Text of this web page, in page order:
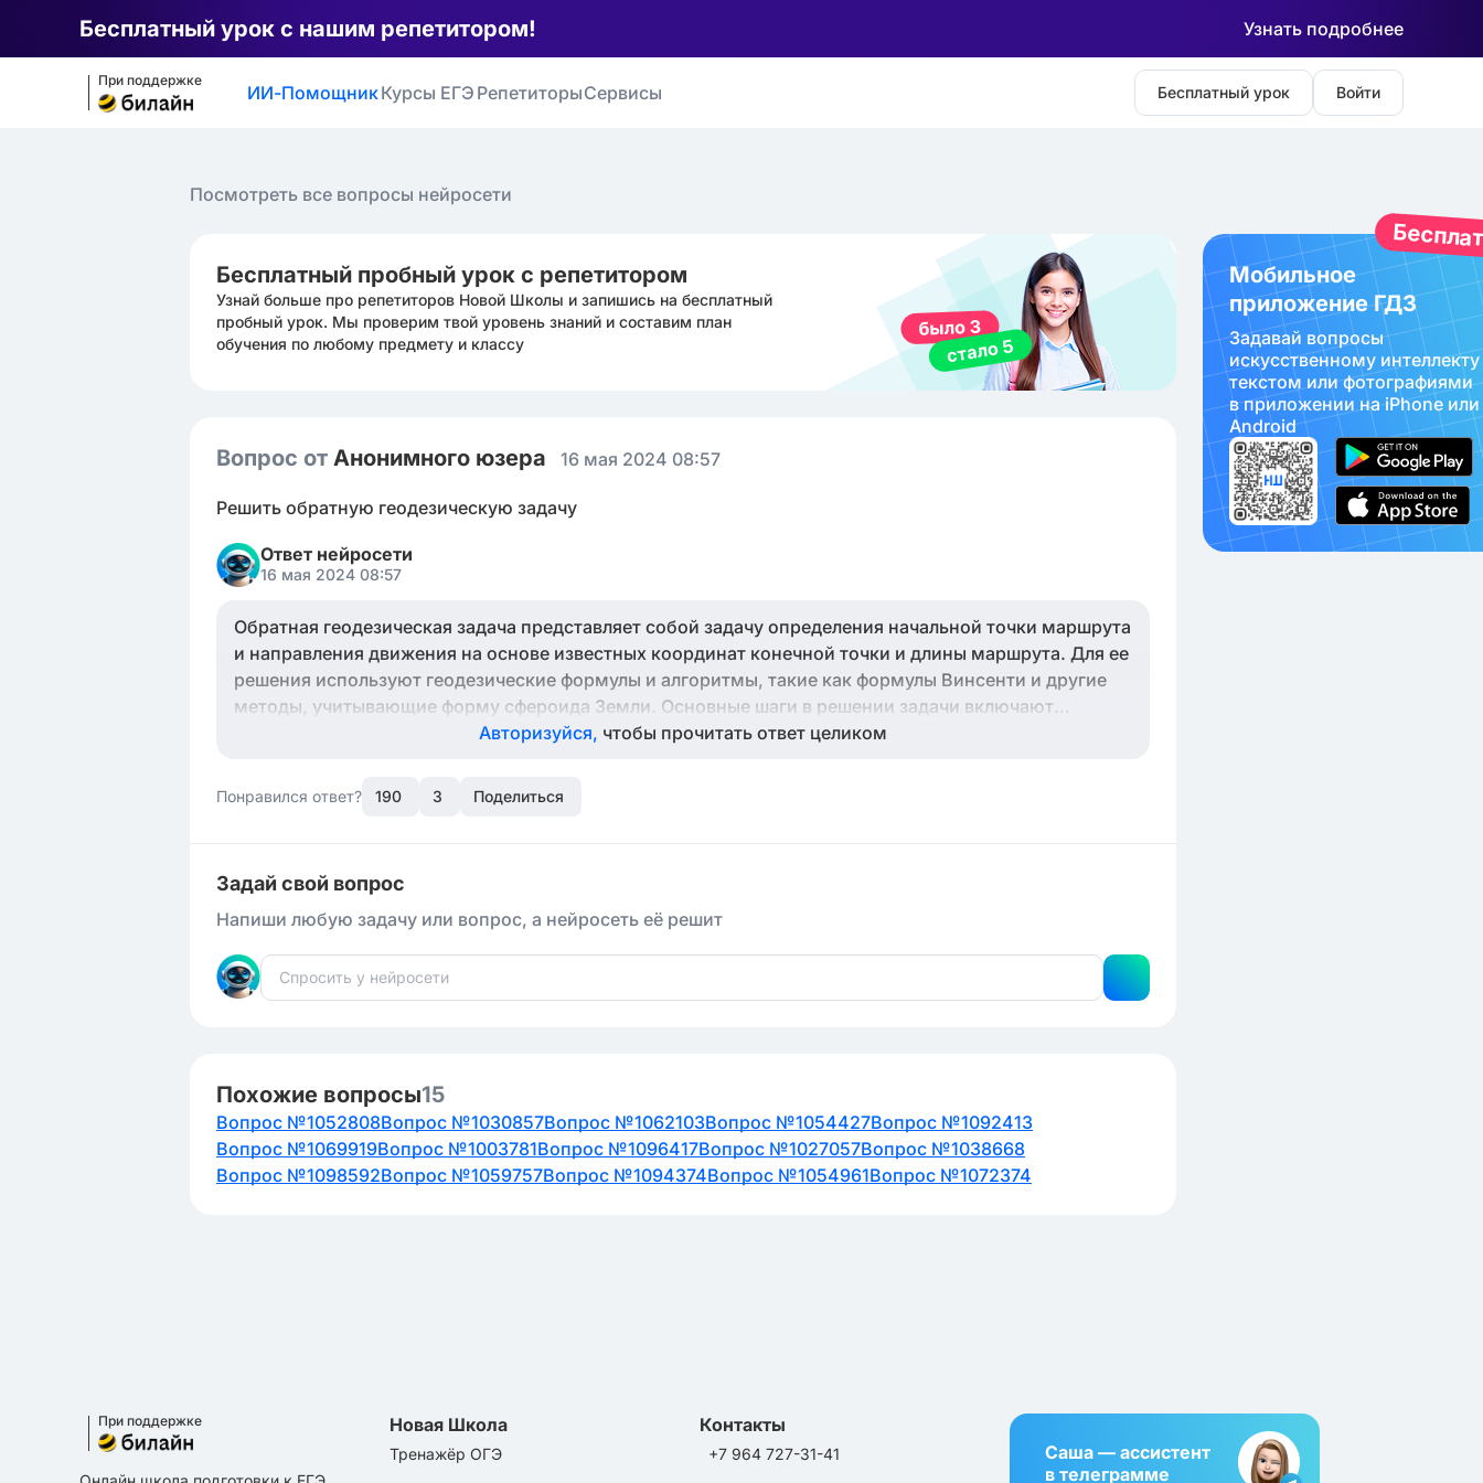
Бесплатный урок с нашим репетитором! Узнать подробнее
При поддержке
ИИ-ПомощникКурсы ЕГЭ РепетиторыСервисы Бесплатный урок Войти
Посмотреть все вопросы нейросети
Бесплатный пробный урок с репетитором
Узнай больше про репетиторов Новой Школы и запишись на бесплатный
пробный урок. Мы проверим твой уровень знаний и составим план
обучения по любому предмету и классу
Вопрос от Анонимного юзера 16 мая 2024 08:57
Решить обратную геодезическую задачу
Ответ нейросети
16 мая 2024 08:57
Обратная геодезическая задача представляет собой задачу определения начальной точки маршрута
и направления движения на основе известных координат конечной точки и длины маршрута. Для ее
решения используют геодезические формулы и алгоритмы, такие как формулы Винсенти и другие
методы, учитывающие форму сфероида Земли. Основные шаги в решении задачи включают
вычисление азимута, угла и расстояния между точками. Надеюсь, эта информация поможет вам
Авторизуйся, чтобы прочитать ответ целиком
Понравился ответ? 190 3 Поделиться
Задай свой вопрос
Напиши любую задачу или вопрос, а нейросеть её решит
Похожие вопросы15
Вопрос №1052808Вопрос №1030857Вопрос №1062103Вопрос №1054427Вопрос №1092413
Вопрос №1069919Вопрос №1003781Вопрос №1096417Вопрос №1027057Вопрос №1038668
Вопрос №1098592Вопрос №1059757Вопрос №1094374Вопрос №1054961Вопрос №1072374
Мобильное
приложение ГДЗ
Задавай вопросы
искуcственному интеллекту
текстом или фотографиями
в приложении на iPhone или
Android
При поддержке Новая Школа
Тренажёр ОГЭ
Контакты
+7 964 727-31-41
Саша — ассистент
в телеграмме